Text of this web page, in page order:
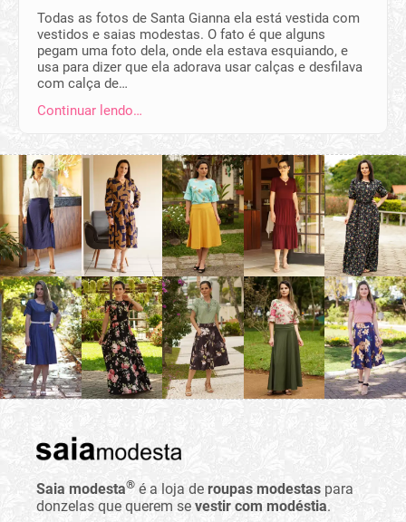
Todas as fotos de Santa Gianna ela está vestida com
vestidos e saias modestas. O fato é que alguns
pegam uma foto dela, onde ela estava esquiando, e
usa para dizer que ela adorava usar calças e desfilava
com calça de…
Continuar lendo…
Saia modesta® é a loja de roupas modestas para
donzelas que querem se vestir com modéstia.